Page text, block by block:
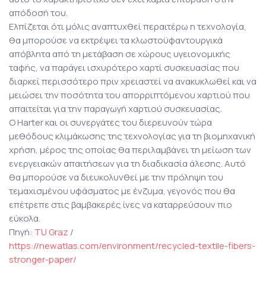
απόδοσή του.
Ελπίζεται ότι μόλις αναπτυχθεί περαιτέρω η τεχνολογία,
θα μπορούσε να εκτρέψει τα κλωστοϋφαντουργικά
απόβλητα από τη μετάβαση σε χώρους υγειονομικής
ταφής, να παράγει ισχυρότερο χαρτί συσκευασίας που
διαρκεί περισσότερο πριν χρειαστεί να ανακυκλωθείκαινα
μειώσει την ποσότητα του απορριπτόμενου χαρτιού που
απαιτείται για την παραγωγή χαρτιού συσκευασίας.
Ο Harter και οι συνεργάτες του διερευνούν τώρα
μεθόδους κλιμάκωσης της τεχνολογίας για τη βιομηχανική
χρήση, μέρος της οποίας θα περιλαμβάνει τη μείωση των
ενεργειακών απαιτήσεων για τη διαδικασία άλεσης. Αυτό
θα μπορούσε να διευκολυνθεί με την πρόληψη του
τεμαχισμένου υφάσματος με ένζυμα, γεγονός που θα
επέτρεπε στις βαμβακερές ίνες να καταρρεύσουν πιο
εύκολα.
Πηγή: TU Graz /
https://newatlas.com/environment/recycled-textile-fibers-
stronger-paper/